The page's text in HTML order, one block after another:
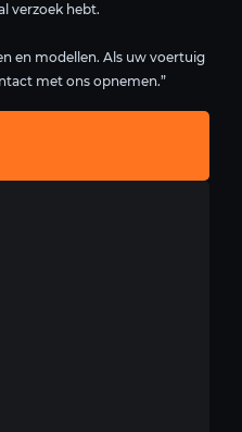
verzoek hebt.
en modellen. Als uw voertuig
met ons opnemen.”